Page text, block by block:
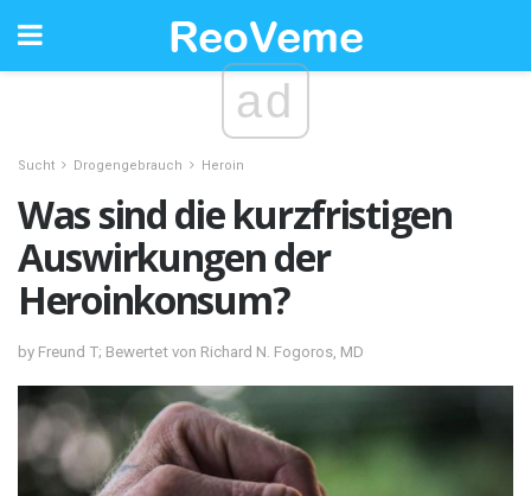
ad
Sucht Drogengebrauch Heroin
Was sind die kurzfristigen
Auswirkungen der
Heroinkonsum?
by Freund T; Bewertet von Richard N. Fogoros, MD